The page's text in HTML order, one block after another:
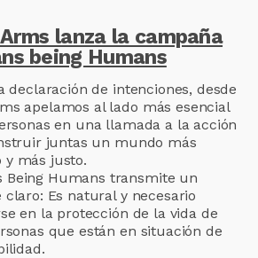
lanza la campaña
being Humans
declaración de intenciones, desde
apelamos al lado más esencial
en una llamada a la acción
juntas un mundo más
y más justo.
Being Humans transmite un
claro: Es natural y necesario
en la protección de la vida de
que están en situación de